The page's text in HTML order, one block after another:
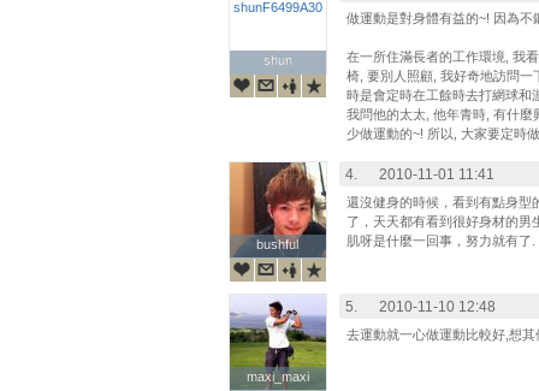
shun
shun
做運動是對身體有益的~! 因為不
在一所住滿長者的工作環境, 我
椅, 要別人照顧, 我好奇地訪問
時是會定時在工餘時去打網球和
我問他的太太, 他年青時, 有什
少做運動的~! 所以, 大家要定時
bushful
bushful
4. 2010-11-01 11:41
還沒健身的時候，看到有點身型
了，天天都有看到很好身材的男
肌呀是什麼一回事，努力就有了.
maxi_maxi
maxi_maxi
5. 2010-11-10 12:48
去運動就一心做運動比較好,想